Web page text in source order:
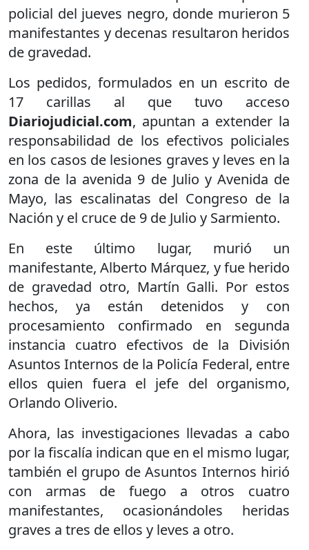
policial del jueves negro, donde murieron 5
manifestantes y decenas resultaron heridos
de gravedad.
Los pedidos, formulados en un escrito de
17 carillas al que tuvo acceso
Diariojudicial.com, apuntan a extender la
responsabilidad de los efectivos policiales
en los casos de lesiones graves y leves en la
zona de la avenida 9 de Julio y Avenida de
Mayo, las escalinatas del Congreso de la
Nación y el cruce de 9 de Julio y Sarmiento.
En este último lugar, murió un
manifestante, Alberto Márquez, y fue herido
de gravedad otro, Martín Galli. Por estos
hechos, ya están detenidos y con
procesamiento confirmado en segunda
instancia cuatro efectivos de la División
Asuntos Internos de la Policía Federal, entre
ellos quien fuera el jefe del organismo,
Orlando Oliverio.
Ahora, las investigaciones llevadas a cabo
por la fiscalía indican que en el mismo lugar,
también el grupo de Asuntos Internos hirió
con armas de fuego a otros cuatro
manifestantes, ocasionándoles heridas
graves a tres de ellos y leves a otro.